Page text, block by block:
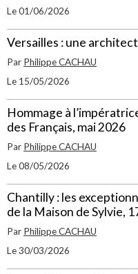
Le 01/06/2026
Versailles : une
Par Philippe CACHAU
Le 15/05/2026
Hommage à
des Français, mai 2026
Par Philippe CACHAU
Le 08/05/2026
Chantilly : les
de la Maison de Sylvie,
Par Philippe CACHAU
Le 30/03/2026